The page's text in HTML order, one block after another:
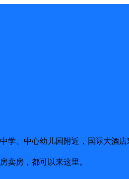
学、中心幼儿园附近，国际大
卖房，都可以来这里。